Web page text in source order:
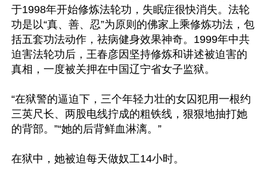
于1998年开始修炼法轮功，失眠症很快消失。法轮
功是以“真、善、忍”为原则的佛家上乘修炼功法，包
括五套功法动作，祛病健身效果神奇。1999年中共
迫害法轮功后，王春彦因坚持修炼和讲述被迫害的
真相，一度被关押在中国辽宁省女子监狱。
“在狱警的逼迫下，三个年轻力壮的女囚犯用一根约
三英尺长、两股电线拧成的粗铁线，狠狠地抽打她
的背部。”“她的后背鲜血淋漓。”
在狱中，她被迫每天做奴工14小时。